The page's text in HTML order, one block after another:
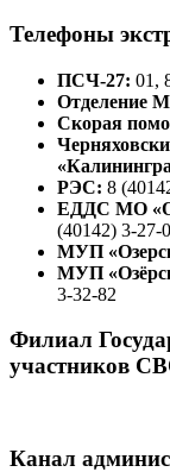
Телефоны
ПСЧ-27: 01,
Отделение
Скорая
РЭС: 8
ЕДДС МО
(40142) 3-27-
МУП
МУП
3-32-82
Филиал
участников
Канал